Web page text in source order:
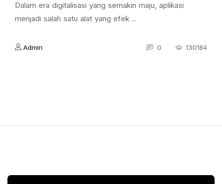
Dalam era digitalisasi yang semakin maju, aplikasi
menjadi salah satu alat yang efek ..
Admin 0 130184